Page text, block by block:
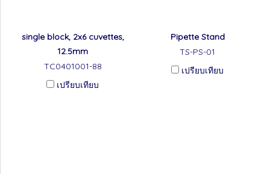
single block, 2x6 cuvettes,
12.5mm
TC0401001-88
เปรียบเทียบ
Pipette Stand
TS-PS-01
เปรียบเทียบ